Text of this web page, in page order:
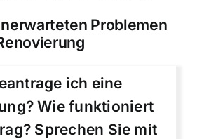
Problemen
ich eine
Wie funktioniert
Sprechen Sie mit